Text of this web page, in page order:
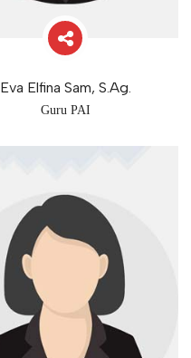
Eva Elfina Sam, S.Ag.
Guru PAI